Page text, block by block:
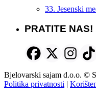
33. Jesenski
PRATITE NAS!
Bjelovarski sajam d.o.o. ©
Politika privatnosti |